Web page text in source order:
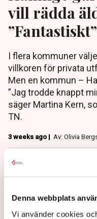
Denna webbplats
Vi använder cookies
vill rädda
”Fantastiskt”
I flera kommuner
villkoren för privata
Men en kommun –
”Jag trodde knappt
säger Martina Kern,
TN.
3 weeks ago | Av: Olivia